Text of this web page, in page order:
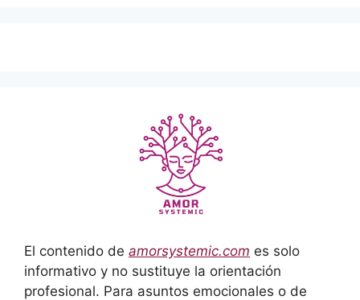
El contenido de amorsystemic.com es solo
informativo y no sustituye la orientación
profesional. Para asuntos emocionales o de